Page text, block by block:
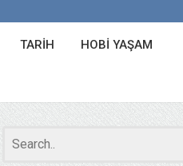
TARIH HOBI YAŞAM